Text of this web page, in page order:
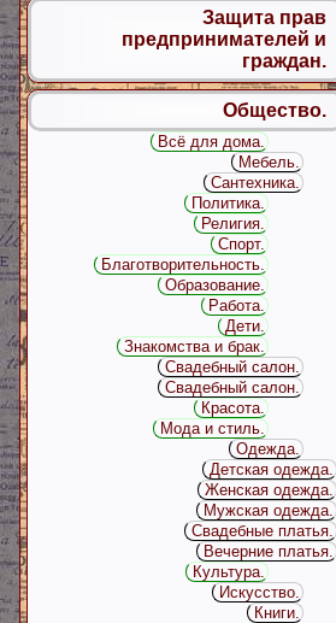
Защита прав
предпринимателей и
граждан.
Общество.
Всё для дома.
Мебель.
Сантехника.
Политика.
Религия.
Спорт.
Благотворительность.
Образование.
Работа.
Дети.
Знакомства и брак.
Свадебный салон.
Свадебный салон.
Красота.
Мода и стиль.
Одежда.
Детская одежда.
Женская одежда.
Мужская одежда.
Свадебные платья.
Вечерние платья.
Культура.
Искусство.
Книги.